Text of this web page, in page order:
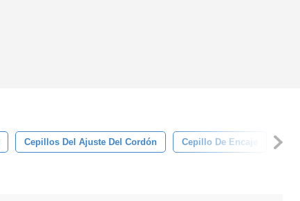
Cepillos Del Ajuste Del Cordón Cepillo De Encaje